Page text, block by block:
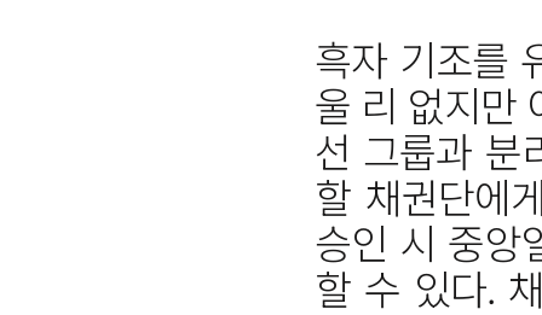
흑자 기조를
울 리 없지만
선 그룹과 분
할 채권단에
승인 시 중앙
할 수 있다.